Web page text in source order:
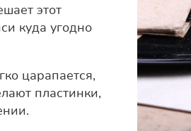
этот
куда угодно
царапается,
пластинки,